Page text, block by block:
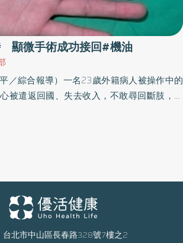
顯微手術成功接回#機油
／綜合報導）一名23歲外籍病人被操作中的
被遣返回國、失去收入，不敢尋回斷肢，在
才進行接合的例子並不常見，沒有人知道長
會造成什麼不可逆的傷害，顯微手術中除了
立多套血液循環的方式增加存活機會擔心沒
台北市中山區長春路328號7樓之2